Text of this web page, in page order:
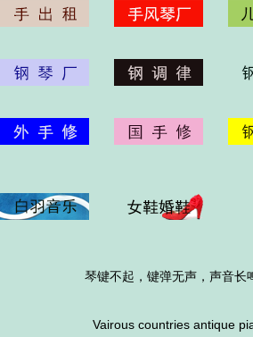
琴键不起，键弹无声，声音长
Vairous countries antique